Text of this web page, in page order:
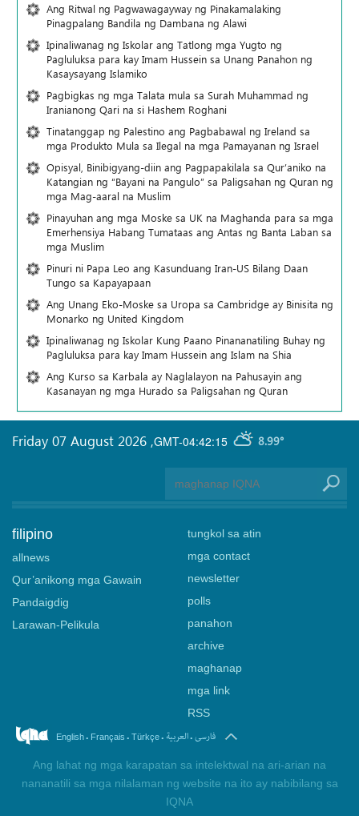
Ang Ritwal ng Pagwawagayway ng Pinakamalaking
Pinagpalang Bandila ng Dambana ng Alawi
Ipinaliwanag ng Iskolar ang Tatlong mga Yugto ng
Pagluluksa para kay Imam Hussein sa Unang Panahon ng
Kasaysayang Islamiko
Pagbigkas ng mga Talata mula sa Surah Muhammad ng
Iranianong Qari na si Hashem Roghani
Tinatanggap ng Palestino ang Pagbabawal ng Ireland sa
mga Produkto Mula sa Ilegal na mga Pamayanan ng Israel
Opisyal, Binibigyang-diin ang Pagpapakilala sa Qur’aniko na
Katangian ng “Bayani na Pangulo” sa Paligsahan ng Quran ng
mga Mag-aaral na Muslim
Pinayuhan ang mga Moske sa UK na Maghanda para sa mga
Emerhensiya Habang Tumataas ang Antas ng Banta Laban sa
mga Muslim
Pinuri ni Papa Leo ang Kasunduang Iran-US Bilang Daan
Tungo sa Kapayapaan
Ang Unang Eko-Moske sa Uropa sa Cambridge ay Binisita ng
Monarko ng United Kingdom
Ipinaliwanag ng Iskolar Kung Paano Pinananatiling Buhay ng
Pagluluksa para kay Imam Hussein ang Islam na Shia
Ang Kurso sa Karbala ay Naglalayon na Pahusayin ang
Kasanayan ng mga Hurado sa Paligsahan ng Quran
GMT-04:42:15 8.99°
Friday 07 August 2026 ,
filipino
allnews
Qur’anikong mga Gawain
Pandaigdig
Larawan-Pelikula
tungkol sa atin
mga contact
newsletter
polls
panahon
archive
maghanap
mga link
RSS
English. Français . Türkçe. العربیة.فارسی
Ang lahat ng mga karapatan sa intelektwal na ari-arian na
nananatili sa mga nilalaman ng website na ito ay nabibilang sa
IQNA